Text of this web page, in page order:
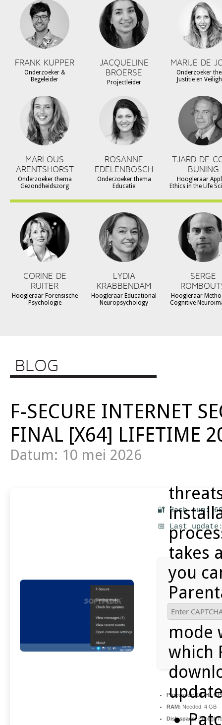
FRANK KUPPER
Onderzoeker &
Begeleider
JACQUELINE
BROERSE
Projectleider
MARIJE DE
Onderzoeker
Justitie en
MARLOUS
ARENTSHORST
Onderzoeker thema
Gezondheidszorg
ROSANNE
EDELENBOSCH
Onderzoeker thema
Educatie
TJARD DE
BUNING
Hoogleraar
Ethics in the Life
CORINE DE
RUITER
Hoogleraar Forensische
Psychologie
LYDIA
KRABBENDAM
Hoogleraar Educational
Neuropsychology
SERGE
Hoogleraar
Cognitive
BLOG
F-SECURE INTERNET
FINAL [X64] LIFETIME
Datum: 10 mei 2026
🔐 Hash sum:
📅 Last
Processor:1 GHz
RAM: Needed: 4 GB
Disk space:Enough
takes
you
the
mode
which